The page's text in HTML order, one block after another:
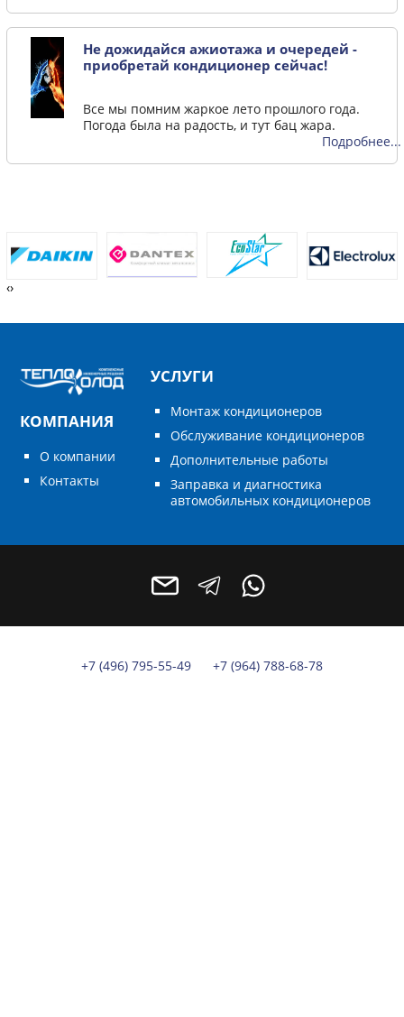
Не дожидайся ажиотажа и очередей -
приобретай кондиционер сейчас!
Все мы помним жаркое лето прошлого года.
Погода была на радость, и тут бац жара.
Подробнее...
‹›
КОМПАНИЯ
О компании
Контакты
УСЛУГИ
Монтаж кондиционеров
Обслуживание кондиционеров
Дополнительные работы
Заправка и диагностика
автомобильных кондиционеров
+7 (496) 795-55-49 +7 (964) 788-68-78